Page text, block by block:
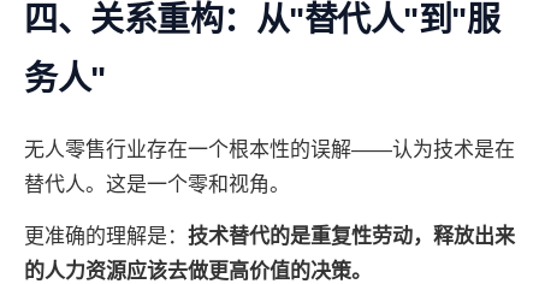
四、关系重构：从"替代人"到"服
务人"
无人零售行业存在一个根本性的误解——认为技术是在
替代人。这是一个零和视角。
更准确的理解是： 技术替代的是重复性劳动，释放出来
的人力资源应该去做更高价值的决策。